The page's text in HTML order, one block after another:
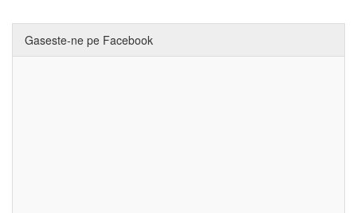
Gaseste-ne pe Facebook